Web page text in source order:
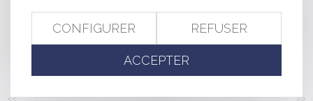
Interdiction de gérer et responsabilité pour insuffisance
<< < ... 155 156 157 158 159 160 161 ... > >>
CONFIGURER REFUSER
ACCEPTER